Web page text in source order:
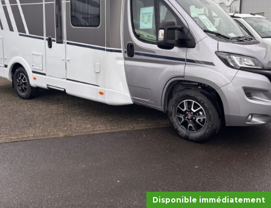
Disponible immédiatement